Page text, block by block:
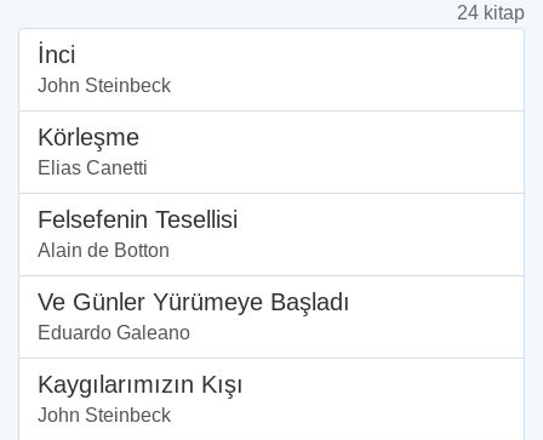
24 kitap
İnci
John Steinbeck
Körleşme
Elias Canetti
Felsefenin Tesellisi
Alain de Botton
Ve Günler Yürümeye Başladı
Eduardo Galeano
Kaygılarımızın Kışı
John Steinbeck